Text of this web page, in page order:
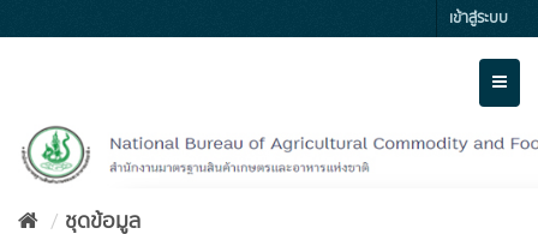
to
เข้าสู่ระบบ
ชุดข้อมูล